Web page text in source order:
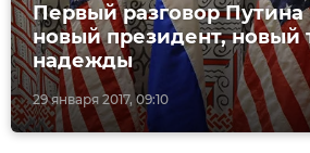
29 января 2017, 09:10
Первый разговор Путина
новый президент, новый
надежды